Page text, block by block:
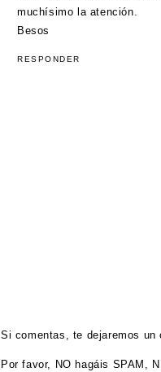
muchísimo la atención.
Besos
RESPONDER
Si comentas, te dejaremos un
Por favor, NO hagáis SPAM,